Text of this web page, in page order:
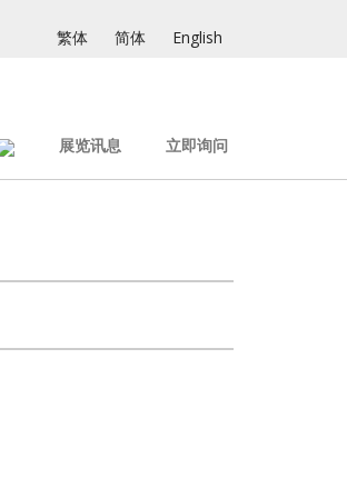
繁体 简体 English
展览讯息 立即询问